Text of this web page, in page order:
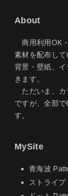
About
商用利用OK
素材を配布し
背景・壁紙、
きます。
ただいま、カ
ですが、全部
す。
MySite
青海波
ストライプ